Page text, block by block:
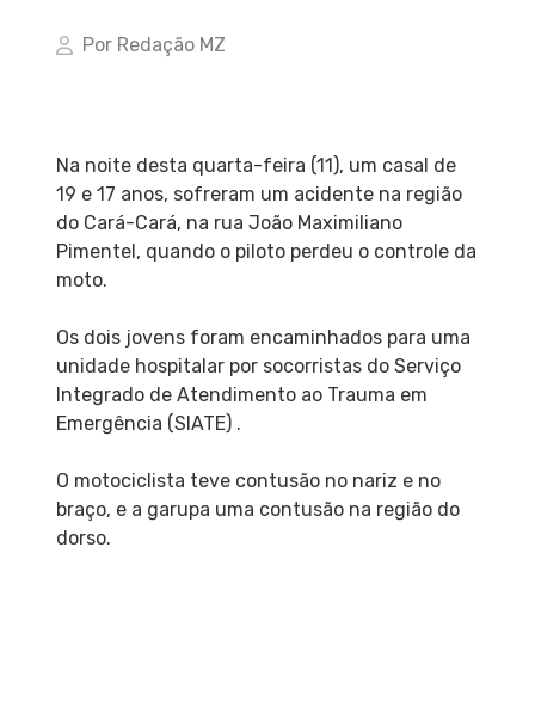
Por Redação MZ
Na noite desta quarta-feira (11), um casal de
19 e 17 anos, sofreram um acidente na região
do Cará-Cará, na rua João Maximiliano
Pimentel, quando o piloto perdeu o controle da
moto.
Os dois jovens foram encaminhados para uma
unidade hospitalar por socorristas do Serviço
Integrado de Atendimento ao Trauma em
Emergência (SIATE) .
O motociclista teve contusão no nariz e no
braço, e a garupa uma contusão na região do
dorso.